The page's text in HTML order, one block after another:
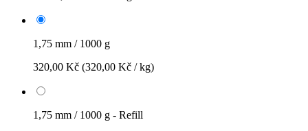
1,75 mm / 1000 g
320,00 Kč (320,00 Kč / kg)
1,75 mm / 1000 g - Refill